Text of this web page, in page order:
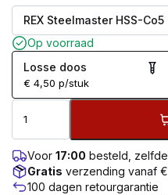
Op voorraad
Losse doos
€ 4,50 p/stuk
Voor 17:00 besteld,
Gratis verzending vanaf
100 dagen retourgarantie